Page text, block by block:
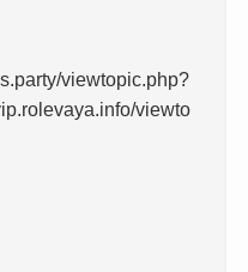
viewtopic.php?
viewto